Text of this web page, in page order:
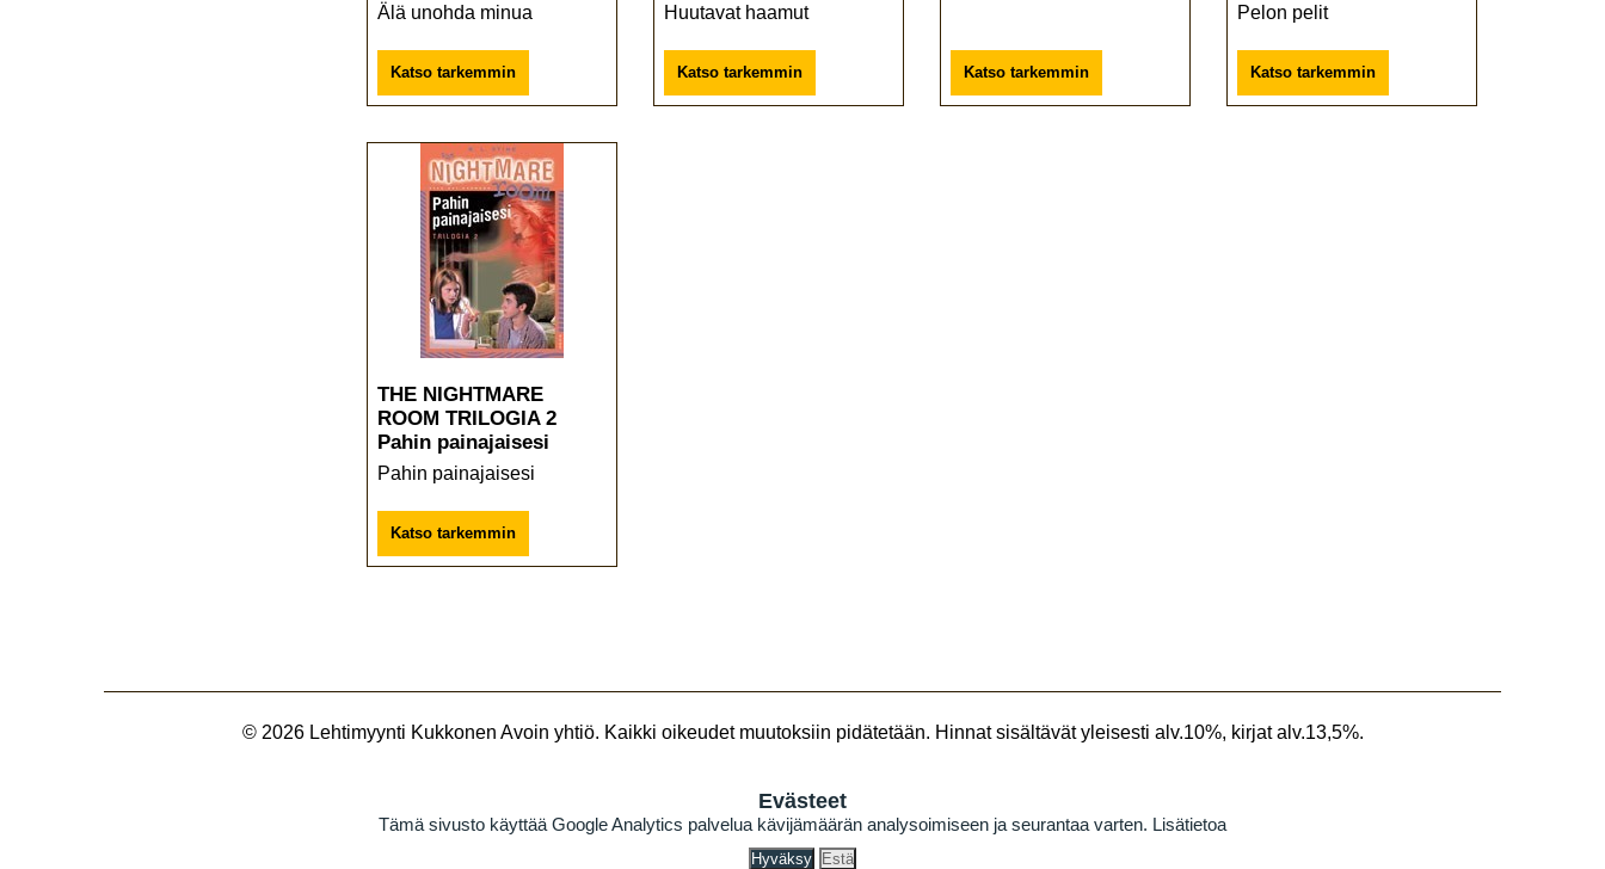
Älä unohda minua
Katso tarkemmin
Huutavat haamut
Katso tarkemmin Katso tarkemmin
Pelon pelit
Katso tarkemmin
THE NIGHTMARE
ROOM TRILOGIA 2
Pahin painajaisesi
Pahin painajaisesi
Katso tarkemmin
© 2026 Lehtimyynti Kukkonen Avoin yhtiö. Kaikki oikeudet muutoksiin pidätetään. Hinnat sisältävät yleisesti alv.10%, kirjat alv.13,5%.
Evästeet
Tämä sivusto käyttää Google Analytics palvelua kävijämäärän analysoimiseen ja seurantaa varten. Lisätietoa
Hyväksy Estä